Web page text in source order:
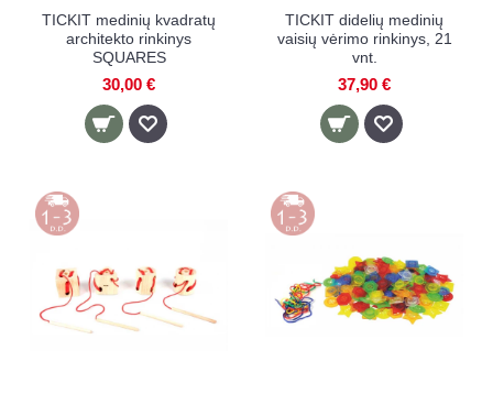
TICKIT medinių kvadratų
architekto rinkinys
SQUARES
30,00 €
TICKIT didelių medinių
vaisių vėrimo rinkinys, 21
vnt.
37,90 €